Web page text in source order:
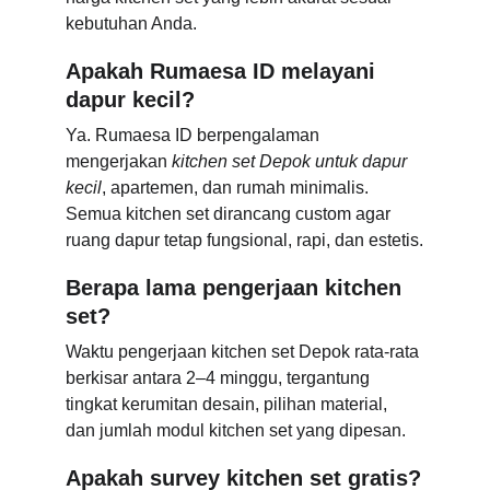
kebutuhan Anda.
Apakah Rumaesa ID melayani
dapur kecil?
Ya. Rumaesa ID berpengalaman
mengerjakan kitchen set Depok untuk dapur
kecil, apartemen, dan rumah minimalis.
Semua kitchen set dirancang custom agar
ruang dapur tetap fungsional, rapi, dan estetis.
Berapa lama pengerjaan kitchen
set?
Waktu pengerjaan kitchen set Depok rata-rata
berkisar antara 2–4 minggu, tergantung
tingkat kerumitan desain, pilihan material,
dan jumlah modul kitchen set yang dipesan.
Apakah survey kitchen set gratis?